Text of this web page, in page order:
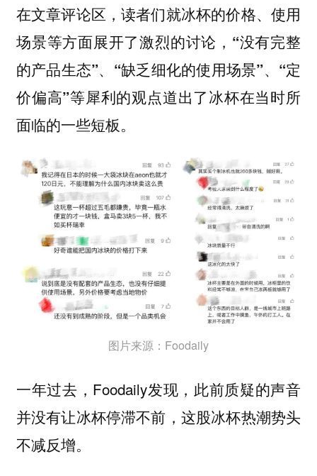
在文章评论区，读者们就冰杯的价格、使用
场景等方面展开了激烈的讨论， “没有完整
的产品生态”、“缺乏细化的使用场景”、“定
价偏高”等犀利的观点道出了冰杯在当时所
面临的一些短板。
图片来源：Foodaily
一年过去，Foodaily发现，此前质疑的声音
并没有让冰杯停滞不前，这股冰杯热潮势头
不减反增。